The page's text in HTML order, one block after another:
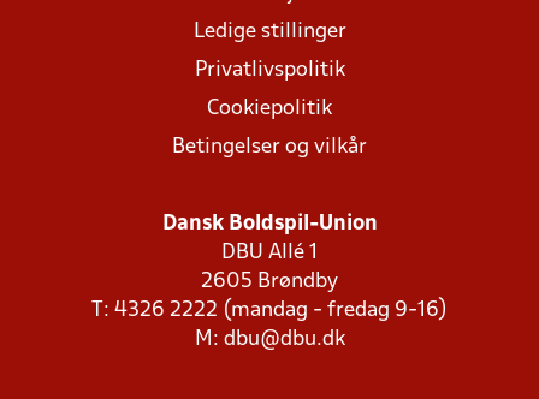
Ledige stillinger
Privatlivspolitik
Cookiepolitik
Betingelser og vilkår
Dansk Boldspil-Union
DBU Allé 1
2605 Brøndby
T: 4326 2222 (mandag - fredag 9-16)
M: dbu@dbu.dk